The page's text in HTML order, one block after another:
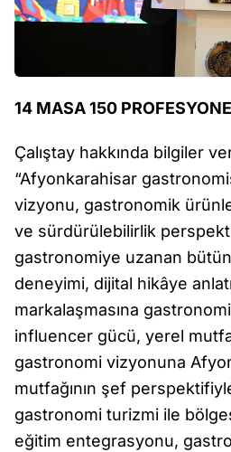
14 MASA 150
Çalıştay hakkında bilgiler
“Afyonkarahisar
vizyonu, gastronomik
ve sürdürülebilirlik
gastronomiye uzanan
deneyimi, dijital hikâye
markalaşmasına
influencer gücü, yerel
gastronomi vizyonuna
mutfağının şef
gastronomi turizmi ile
eğitim entegrasyonu,